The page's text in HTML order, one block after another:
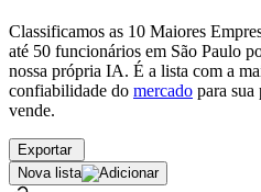
Classificamos as 10 Maiores
até 50 funcionários em São Paulo
nossa própria IA. É a lista com a
confiabilidade do mercado para
vende.
Exportar
Nova lista